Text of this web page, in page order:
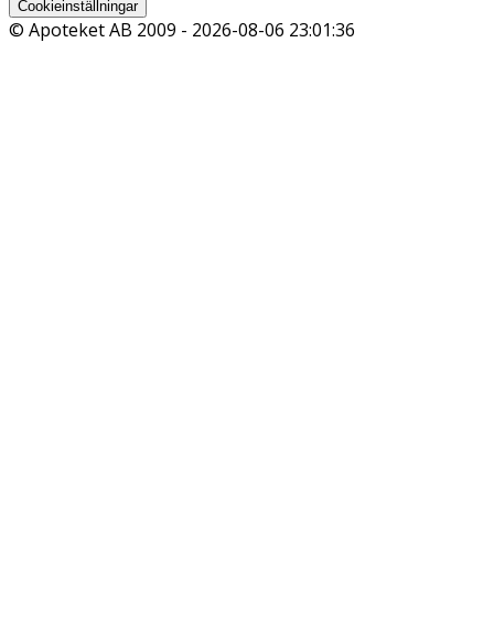
Cookieinställningar
© Apoteket AB 2009 - 2026-08-06 23:01:36